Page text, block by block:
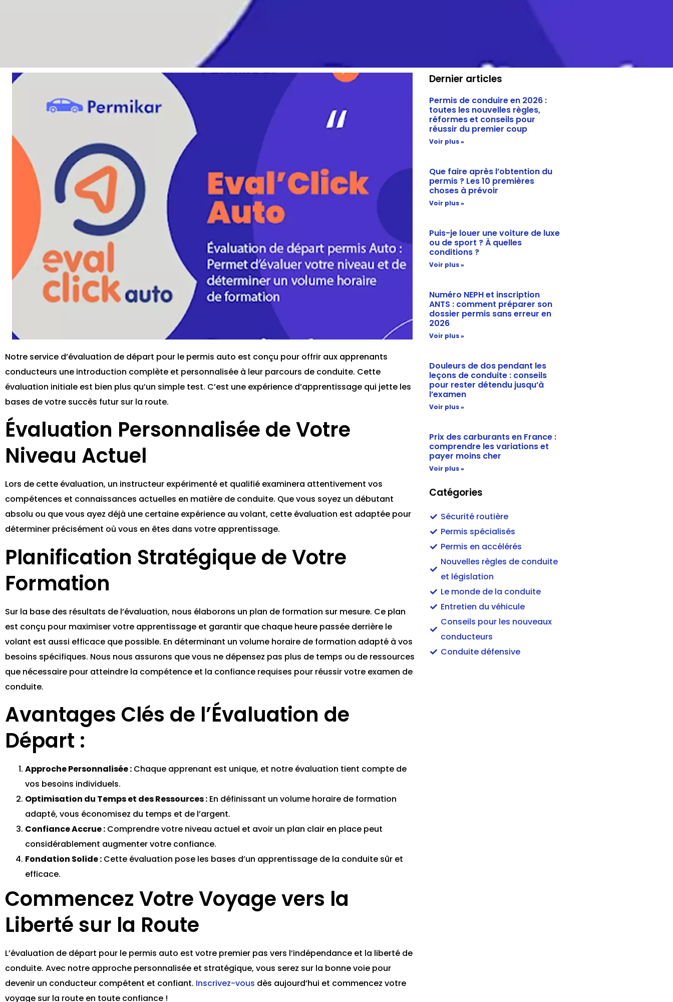
Notre service d’évaluation de départ pour le permis auto est conçu pour offrir aux apprenants
conducteurs une introduction complète et personnalisée à leur parcours de conduite. Cette
évaluation initiale est bien plus qu’un simple test. C’est une expérience d’apprentissage qui jette les
bases de votre succès futur sur la route.
Évaluation Personnalisée de Votre
Niveau Actuel
Lors de cette évaluation, un instructeur expérimenté et qualifié examinera attentivement vos
compétences et connaissances actuelles en matière de conduite. Que vous soyez un débutant
absolu ou que vous ayez déjà une certaine expérience au volant, cette évaluation est adaptée pour
déterminer précisément où vous en êtes dans votre apprentissage.
Planification Stratégique de Votre
Formation
Sur la base des résultats de l’évaluation, nous élaborons un plan de formation sur mesure. Ce plan
est conçu pour maximiser votre apprentissage et garantir que chaque heure passée derrière le
volant est aussi efficace que possible. En déterminant un volume horaire de formation adapté à vos
besoins spécifiques. Nous nous assurons que vous ne dépensez pas plus de temps ou de ressources
que nécessaire pour atteindre la compétence et la confiance requises pour réussir votre examen de
conduite.
Avantages Clés de l’Évaluation de
Départ :
Approche Personnalisée : Chaque apprenant est unique, et notre évaluation tient compte de
vos besoins individuels.
Optimisation du Temps et des Ressources : En définissant un volume horaire de formation
adapté, vous économisez du temps et de l’argent.
Confiance Accrue : Comprendre votre niveau actuel et avoir un plan clair en place peut
considérablement augmenter votre confiance.
Fondation Solide : Cette évaluation pose les bases d’un apprentissage de la conduite sûr et
efficace.
Commencez Votre Voyage vers la
Liberté sur la Route
L’évaluation de départ pour le permis auto est votre premier pas vers l’indépendance et la liberté de
conduite. Avec notre approche personnalisée et stratégique, vous serez sur la bonne voie pour
devenir un conducteur compétent et confiant. Inscrivez-vous dès aujourd’hui et commencez votre
voyage sur la route en toute confiance !
Dernier articles
Permis de conduire en 2026 :
toutes les nouvelles règles,
réformes et conseils pour
réussir du premier coup
Voir plus »
Que faire après l’obtention du
permis ? Les 10 premières
choses à prévoir
Voir plus »
Puis-je louer une voiture de luxe
ou de sport ? À quelles
conditions ?
Voir plus »
Numéro NEPH et inscription
ANTS : comment préparer son
dossier permis sans erreur en
2026
Voir plus »
Douleurs de dos pendant les
leçons de conduite : conseils
pour rester détendu jusqu’à
l’examen
Voir plus »
Prix des carburants en France :
comprendre les variations et
payer moins cher
Voir plus »
Catégories
Sécurité routière
Permis spécialisés
Permis en accélérés
Nouvelles règles de conduite
et législation
Le monde de la conduite
Entretien du véhicule
Conseils pour les nouveaux
conducteurs
Conduite défensive